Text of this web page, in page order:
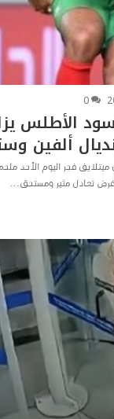
0
الأطلس
ألفين
فجر اليوم الأحد
فرض تعادل مثير ومستحق…